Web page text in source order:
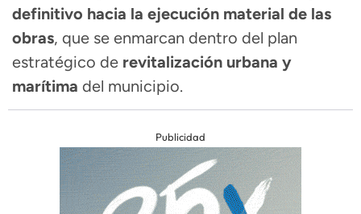
definitivo hacia la ejecución material de las
obras, que se enmarcan dentro del plan
estratégico de revitalización urbana y
marítima del municipio.
Publicidad